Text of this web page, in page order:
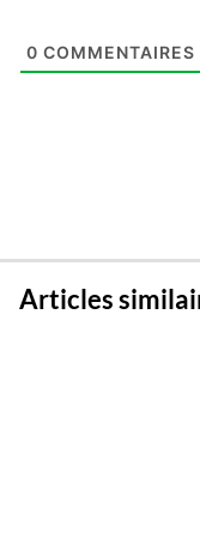
0 COMMENTAIRES
Articles